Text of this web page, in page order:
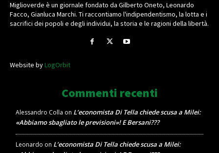
Miglioverde è un giornale fondato da Gilberto Oneto, Leonardo
Facco, Gianluca Marchi. Ti raccontiamo l'indipendentismo, la lotta e i
sacrifici dei popoli e degli individui, la storia e le ragioni della libertà.
Website byLogOrbit
Commenti recenti
Alessandro Colla on L’economista Di Tella chiede scusa a Milei:
«Abbiamo sbagliato le previsioni»! E Bersani???
Leonardo on L’economista Di Tella chiede scusa a Milei: